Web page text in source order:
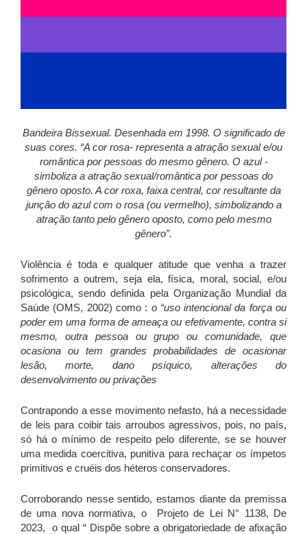
Bandeira Bissexual. Desenhada em 1998. O significado de
suas cores. “A cor rosa- representa a atração sexual e/ou
romântica por pessoas do mesmo gênero. O azul -
simboliza a atração sexual/romântica por pessoas do
gênero oposto. A cor roxa, faixa central, cor resultante da
junção do azul com o rosa (ou vermelho), simbolizando a
atração tanto pelo gênero oposto, como pelo mesmo
gênero”.
Violência é toda e qualquer atitude que venha a trazer
sofrimento a outrem, seja ela, física, moral, social, e/ou
psicológica, sendo definida pela Organização Mundial da
Saúde (OMS, 2002) como : o “uso intencional da força ou
poder em uma forma de ameaça ou efetivamente, contra si
mesmo, outra pessoa ou grupo ou comunidade, que
ocasiona ou tem grandes probabilidades de ocasionar
lesão, morte, dano psíquico, alterações do
desenvolvimento ou privações
Contrapondo a esse movimento nefasto, há a necessidade
de leis para coibir tais arroubos agressivos, pois, no país,
só há o mínimo de respeito pelo diferente, se se houver
uma medida coercitiva, punitiva para rechaçar os ímpetos
primitivos e cruéis dos héteros conservadores.
Corroborando nesse sentido, estamos diante da premissa
de uma nova normativa, o Projeto de Lei N° 1138, De
2023, o qual “ Dispõe sobre a obrigatoriedade de afixação